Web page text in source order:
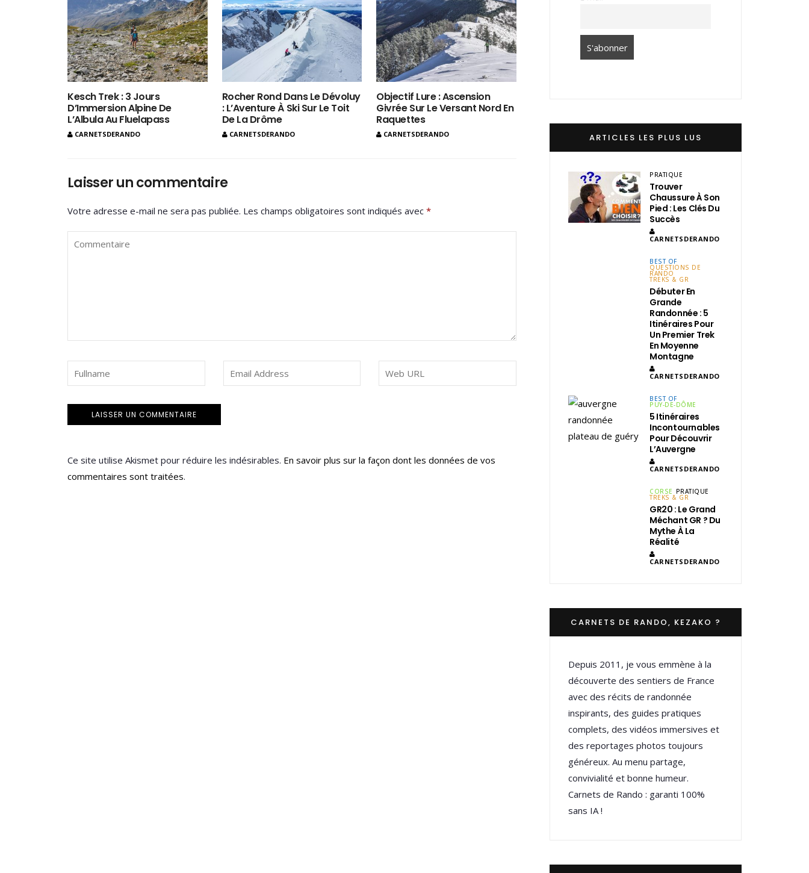
Kesch Trek : 3 Jours
D’Immersion Alpine De
L’Albula Au Fluelapass
CARNETSDERANDO
Rocher Rond Dans Le Dévoluy
: L’Aventure À Ski Sur Le Toit
De La Drôme
CARNETSDERANDO
Objectif Lure : Ascension
Givrée Sur Le Versant Nord En
Raquettes
CARNETSDERANDO
Laisser un commentaire
Votre adresse e-mail ne sera pas publiée. Les champs obligatoires sont indiqués avec *
Ce site utilise Akismet pour réduire les indésirables. En savoir plus sur la façon dont les données de vos
commentaires sont traitées.
ARTICLES LES PLUS LUS
PRATIQUE
Trouver
Chaussure À Son
Pied : Les Clés Du
Succès
CARNETSDERANDO
BEST OF
QUESTIONS DE
RANDO
TREKS & GR
Débuter En
Grande
Randonnée : 5
Itinéraires Pour
Un Premier Trek
En Moyenne
Montagne
CARNETSDERANDO
BEST OF
PUY-DE-DÔME
5 Itinéraires
Incontournables
Pour Découvrir
L’Auvergne
CARNETSDERANDO
CORSE PRATIQUE
TREKS & GR
GR20 : Le Grand
Méchant GR ? Du
Mythe À La
Réalité
CARNETSDERANDO
CARNETS DE RANDO, KEZAKO ?
Depuis 2011, je vous emmène à la
découverte des sentiers de France
avec des récits de randonnée
inspirants, des guides pratiques
complets, des vidéos immersives et
des reportages photos toujours
généreux. Au menu partage,
convivialité et bonne humeur.
Carnets de Rando : garanti 100%
sans IA !